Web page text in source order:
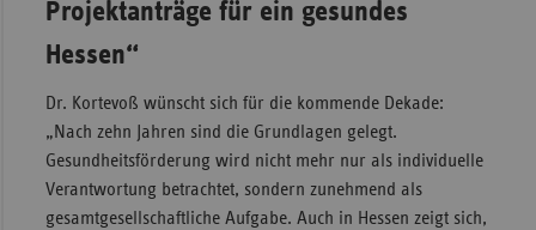
Projektanträge für ein gesundes
Hessen“
Dr. Kortevoß wünscht sich für die kommende Dekade:
„Nach zehn Jahren sind die Grundlagen gelegt.
Gesundheitsförderung wird nicht mehr nur als individuelle
Verantwortung betrachtet, sondern zunehmend als
gesamtgesellschaftliche Aufgabe. Auch in Hessen zeigt sich,